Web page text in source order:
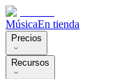
MúsicaEn tienda
Precios
Recursos